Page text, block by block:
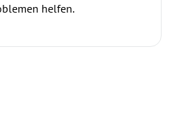
helfen.